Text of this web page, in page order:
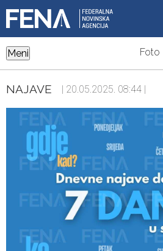
Meni Foto
NAJAVE | 20.05.2025. 08:44 |